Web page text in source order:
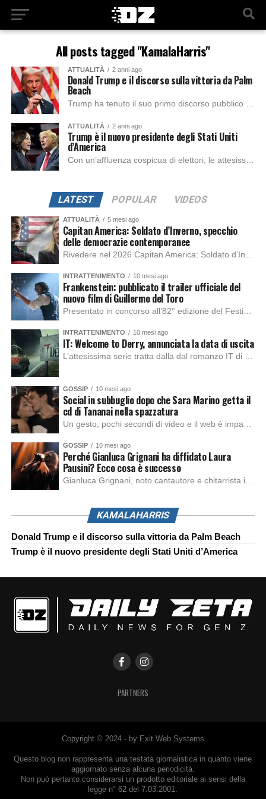
All posts tagged "KamalaHarris"
ATTUALITÀ 2 anni ago
Donald Trump e il discorso sulla vittoria da Palm
Beach
ATTUALITÀ 2 anni ago
Trump è il nuovo presidente degli Stati Uniti
d’America
Con un’affluenza cospicua di elettori, le attesissime elezioni del 2024 vengono vinte da Donald Trump. Capiamo insieme come si è votato, cosa succederà adesso e cosa...
LATEST POPULAR VIDEOS
ATTUALITÀ 5 mesi ago
Capitan America: Soldato d’Inverno, specchio
delle democrazie contemporanee
INTRATTENIMENTO 10 mesi ago
Frankenstein: pubblicato il trailer ufficiale del
nuovo film di Guillermo del Toro
INTRATTENIMENTO 10 mesi ago
IT: Welcome to Derry, annunciata la data di uscita
GOSSIP 10 mesi ago
Social in subbuglio dopo che Sara Marino getta il
cd di Tananai nella spazzatura
GOSSIP 10 mesi ago
Perché Gianluca Grignani ha diffidato Laura
Pausini? Ecco cosa è successo
KAMALAHARRIS
Donald Trump e il discorso sulla vittoria da Palm Beach
Trump è il nuovo presidente degli Stati Uniti d’America
PARTNERS
Copyright © 2024 - by Exit Web Systems
Questo blog non rappresenta una testata giornalistica in quanto viene
aggiornato senza alcuna periodicità.
Non può pertanto considerarsi un prodotto editoriale ai sensi della
legge n° 62 del 7.03.2001.